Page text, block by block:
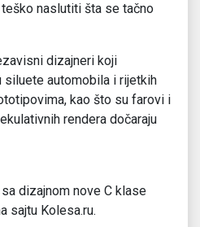
naslutiti šta se tačno
dizajneri koji
siluete automobila i rijetkih
kao što su farovi i
rendera dočaraju
dizajnom nove C klase
sajtu Kolesa.ru.